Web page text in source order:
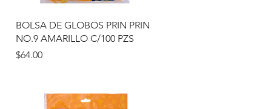
Vista rápida
BOLSA DE GLOBOS PRIN PRIN
NO.9 AMARILLO C/100 PZS
Precio
$64.00